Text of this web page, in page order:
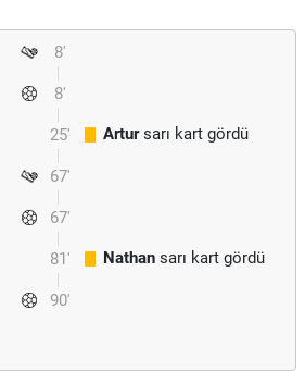
8'
8'
25' Artursarı kart gördü
67'
67'
81' Nathan sarı kart gördü
90'